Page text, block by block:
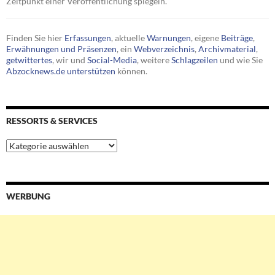
Finden Sie hier Erfassungen, aktuelleWarnungen, eigene Beiträge,
Erwähnungen und Präsenzen, ein Webverzeichnis, Archivmaterial,
getwittertes, wir und Social-Media, weitereSchlagzeilen und wie Sie
Abzocknews.de unterstützen können.
RESSORTS & SERVICES
Ressorts
&
WERBUNG